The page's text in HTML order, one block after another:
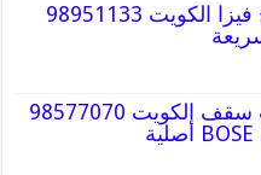
مكتب استخراج فيزا الكويت 98951133
شركة سماعات سقف الكويت 98577070